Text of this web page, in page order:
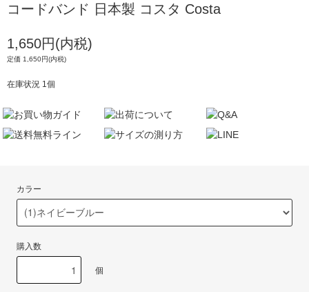
コードバンド 日本製 コスタ Costa
1,650円(内税)
定価 1,650円(内税)
在庫状況 1個
カラー
購入数
個